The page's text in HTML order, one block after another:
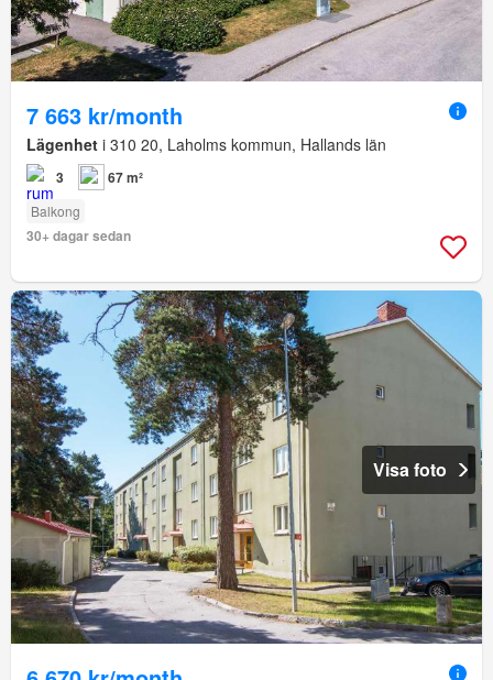
7 663 kr/month
Lägenhet i 310 20, Laholms kommun, Hallands län
3 67 m²
Balkong
30+ dagar sedan
Visa foto